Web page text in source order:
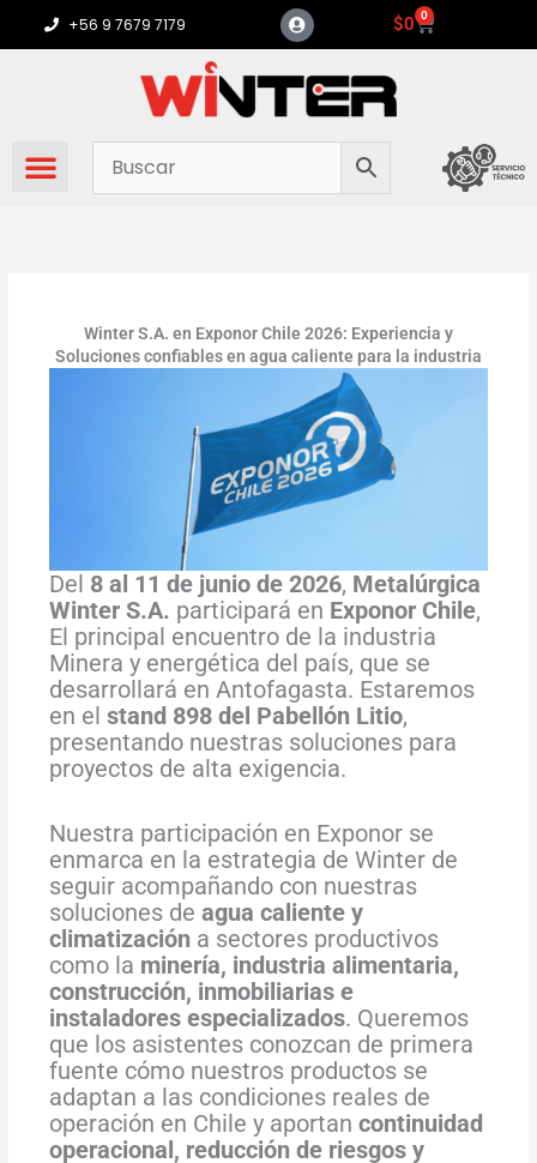
+56 9 7679 7179 $0 0
Carrito
Winter S.A. en Exponor Chile 2026: Experiencia y
Soluciones confiables en agua caliente para la industria
Del 8 al 11 de junio de 2026, Metalúrgica
Winter S.A. participará en Exponor Chile,
El principal encuentro de la industria
Minera y energética del país, que se
desarrollará en Antofagasta. Estaremos
en elstand 898 del Pabellón Litio,
presentando nuestras soluciones para
proyectos de alta exigencia.
Nuestra participación en Exponor se
enmarca en la estrategia de Winter de
seguir acompañando con nuestras
soluciones deagua caliente y
climatización a sectores productivos
como la minería, industria alimentaria,
construcción, inmobiliarias e
instaladores especializados. Queremos
que los asistentes conozcan de primera
fuente cómo nuestros productos se
adaptan a las condiciones reales de
operación en Chile y aportancontinuidad
operacional, reducción de riesgos y